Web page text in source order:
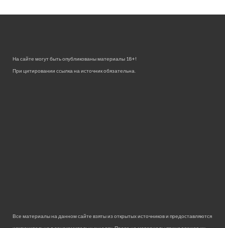
На сайте могут быть опубликованы материалы 18+!
При цитировании ссылка на источник обязательна.
Все материалы на данном сайте взяты из открытых источников и предоставляются